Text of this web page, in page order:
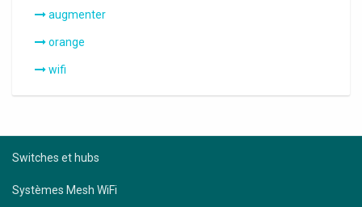
augmenter
orange
wifi
Switches et hubs
Systèmes Mesh WiFi